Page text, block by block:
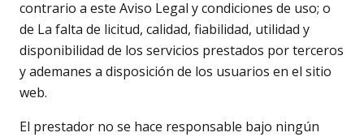
contrario a este Aviso Legal y condiciones de uso; o
de La falta de licitud, calidad, fiabilidad, utilidad y
disponibilidad de los servicios prestados por terceros
y ademanes a disposición de los usuarios en el sitio
web.
El prestador no se hace responsable bajo ningún